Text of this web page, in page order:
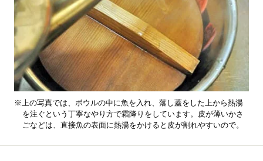
※上の写真では、ボウルの中に魚を入れ、落し蓋をした上から熱湯
を注ぐという丁寧なやり方で霜降りをしています。皮が薄いかさ
ごなどは、直接魚の表面に熱湯をかけると皮が割れやすいので。